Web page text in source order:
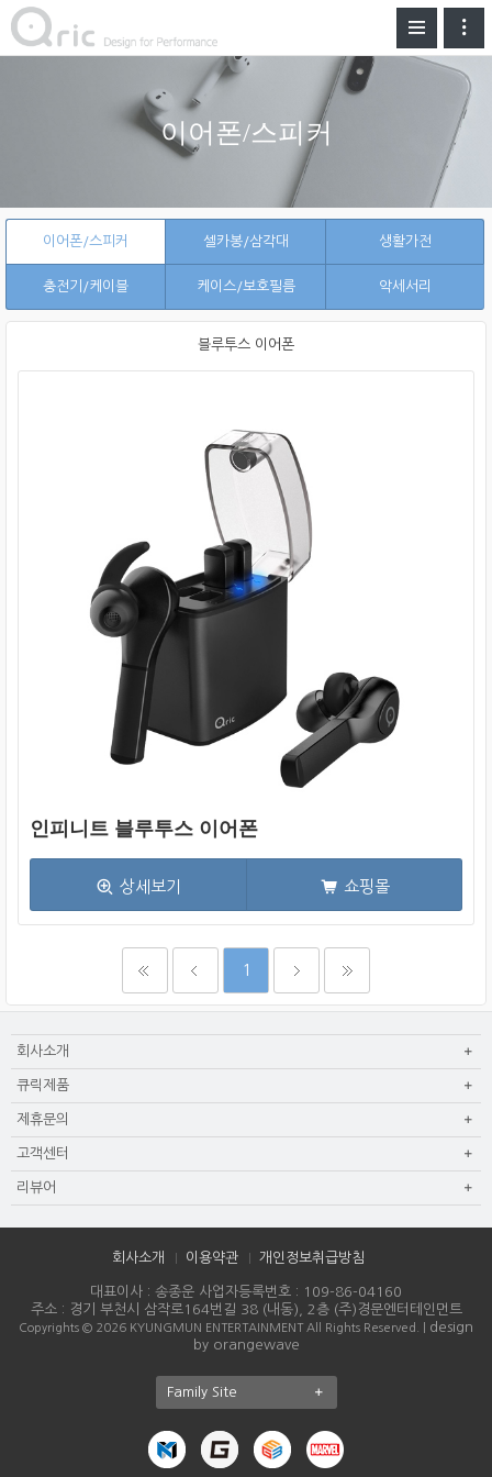
이어폰/스피커
이어폰/스피커 셀카봉/삼각대 생활가전
충전기/케이블 케이스/보호필름 악세서리
블루투스 이어폰
인피니트 블루투스 이어폰
상세보기 쇼핑몰
1
회사소개
큐릭제품
제휴문의
고객센터
리뷰어
회사소개 이용약관 개인정보취급방침
대표이사 : 송종운 사업자등록번호 : 109-86-04160
주소 : 경기 부천시 삼작로164번길 38 (내동), 2층 (주)경문엔터테인먼트
Copyrights © 2026 KYUNGMUN ENTERTAINMENT All Rights Reserved. | design
by orangewave
Family Site